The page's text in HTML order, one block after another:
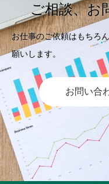
ご相談、お
お仕事のご依頼はもちろ
願いします。
お問い合